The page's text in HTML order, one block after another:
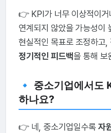
👉 KPI가 너무 이상적이거
연계되지 않았을 가능성이
현실적인 목표로 조정하고,
정기적인 피드백을 통해 보
🔹 중소기업에서도
하나요?
👉 네, 중소기업일수록자